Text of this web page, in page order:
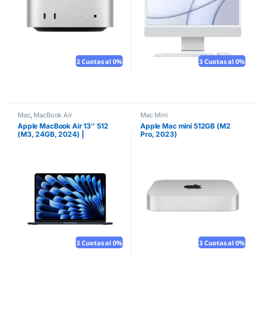
Mouse gratis
3 Cuotas al 0% 3 Cuotas al 0%
Mac, MacBook Air
Apple MacBook Air 13″ 512
(M3, 24GB, 2024) |
Mouse gratis
3 Cuotas al 0%
Mac Mini
Apple Mac mini 512GB (M2
Pro, 2023)
Mouse gratis
3 Cuotas al 0%